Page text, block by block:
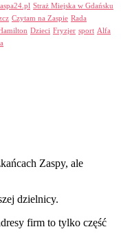
Straż Miejska w Gdańsku
Czytam na Zaspie Rada
Dzieci Fryzjer sport Alfa
Zaspy, ale
dzielnicy.
firm to tylko część